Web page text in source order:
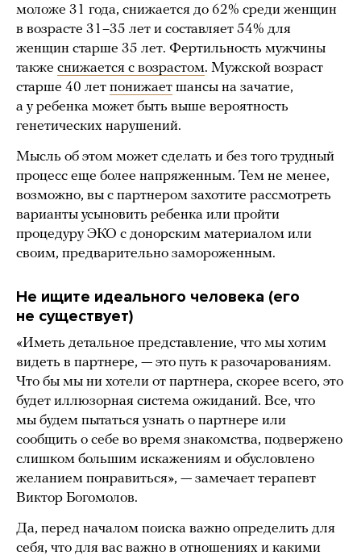
моложе 31 года, снижается до 62% среди женщин
в возрасте 31–35 лет и составляет 54% для
женщин старше 35 лет. Фертильность мужчины
также снижается с возрастом. Мужской возраст
старше 40 лет понижает шансы на зачатие,
а у ребенка может быть выше вероятность
генетических нарушений.
Мысль об этом может сделать и без того трудный
процесс еще более напряженным. Тем не менее,
возможно, вы с партнером захотите рассмотреть
варианты усыновить ребенка или пройти
процедуру ЭКО с донорским материалом или
своим, предварительно замороженным.
Не ищите идеального человека (его
не существует)
«Иметь детальное представление, что мы хотим
видеть в партнере, — это путь к разочарованиям.
Что бы мы ни хотели от партнера, скорее всего, это
будет иллюзорная система ожиданий. Все, что
мы будем пытаться узнать о партнере или
сообщить о себе во время знакомства, подвержено
слишком большим искажениям и обусловлено
желанием понравиться», — замечает терапевт
Виктор Богомолов.
Да, перед началом поиска важно определить для
себя, что для вас важно в отношениях и какими